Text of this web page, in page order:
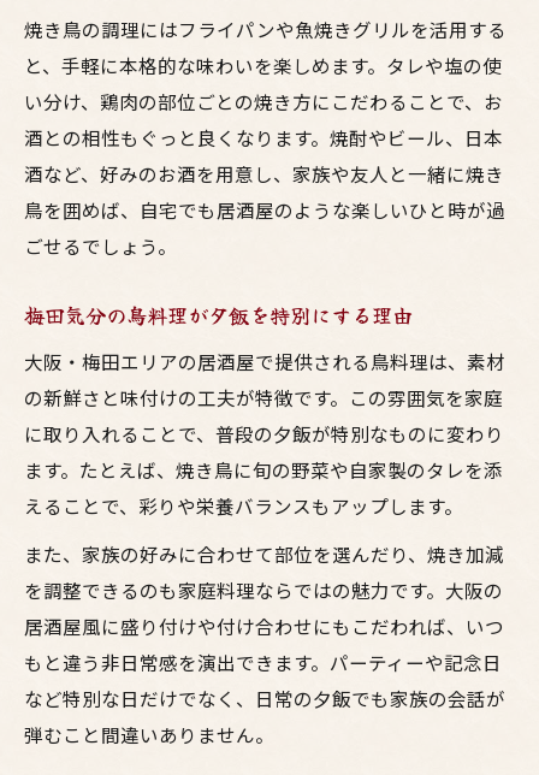
鳥料理が家族をつなぐ食卓の工夫
焼き鳥家庭料理で家族の会話が弾む仕掛け
お酒と鳥料理で夕飯が楽しくなる演出法
居酒屋スタイルの鳥料理で家族が集う理由
大阪風焼き鳥で家庭の団らんを深める方法
栄養士監修の焼き鳥献立アイデア集
焼き鳥とお酒に合う栄養バランス献立提案
鳥料理家庭料理で夕飯の一品を増やすコツ
焼き鳥に合う主食と付け合わせ野菜の選び
方
居酒屋風焼鳥に合うスープで満足度アップ
大阪流の焼き鳥献立を栄養士目線で伝授
お酒に合う夕飯献立の新提案
焼鳥とお酒で楽しむ家庭夕飯の献立術
鳥料理のもう一品に合うお酒の選び方
居酒屋風の焼き鳥献立で夕飯を豪華に
焼き鳥の調理にはフライパンや魚焼きグリルを活用する
と、手軽に本格的な味わいを楽しめます。タレや塩の使
い分け、鶏肉の部位ごとの焼き方にこだわることで、お
酒との相性もぐっと良くなります。焼酎やビール、日本
酒など、好みのお酒を用意し、家族や友人と一緒に焼き
鳥を囲めば、自宅でも居酒屋のような楽しいひと時が過
ごせるでしょう。
梅田気分の鳥料理が夕飯を特別にする理由
大阪・梅田エリアの居酒屋で提供される鳥料理は、素材
の新鮮さと味付けの工夫が特徴です。この雰囲気を家庭
に取り入れることで、普段の夕飯が特別なものに変わり
ます。たとえば、焼き鳥に旬の野菜や自家製のタレを添
えることで、彩りや栄養バランスもアップします。
また、家族の好みに合わせて部位を選んだり、焼き加減
を調整できるのも家庭料理ならではの魅力です。大阪の
居酒屋風に盛り付けや付け合わせにもこだわれば、いつ
もと違う非日常感を演出できます。パーティーや記念日
など特別な日だけでなく、日常の夕飯でも家族の会話が
弾むこと間違いありません。